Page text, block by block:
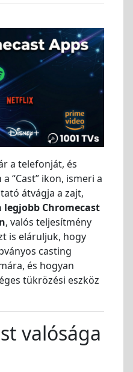
a telefonját, és
“Cast” ikon, ismeri a
átvágja a zajt,
legjobb Chromecast
, valós teljesítmény
is eláruljuk, hogy
casting
és hogyan
tükrözési eszköz
valósága